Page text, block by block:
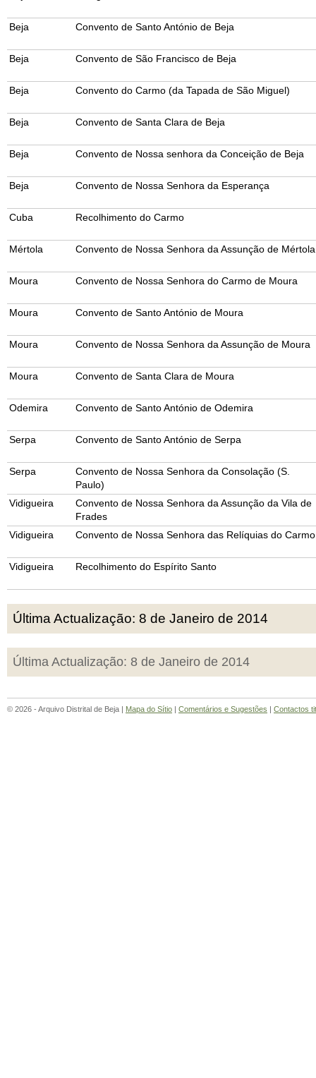
Beja Convento de Santo António de Beja
Beja Convento de São Francisco de Beja
Beja Convento do Carmo (da Tapada de São Miguel)
Beja Convento de Santa Clara de Beja
Beja Convento de Nossa senhora da Conceição de Beja
Beja Convento de Nossa Senhora da Esperança
Cuba Recolhimento do Carmo
Mértola Convento de Nossa Senhora da Assunção de Mértola
Moura Convento de Nossa Senhora do Carmo de Moura
Moura Convento de Santo António de Moura
Moura Convento de Nossa Senhora da Assunção de Moura
Moura Convento de Santa Clara de Moura
Odemira Convento de Santo António de Odemira
Serpa Convento de Santo António de Serpa
Serpa
Convento de Nossa Senhora da Consolação (S.
Paulo)
Vidigueira
Convento de Nossa Senhora da Assunção da Vila de
Frades
Vidigueira
Convento de Nossa Senhora das Relíquias do Carmo
Vidigueira Recolhimento do Espírito Santo
Última Actualização: 8 de Janeiro de 2014
Última Actualização: 8 de Janeiro de 2014
© 2026 - Arquivo Distrital de Beja | Mapa do Sítio | Comentários e Sugestões | Contactos